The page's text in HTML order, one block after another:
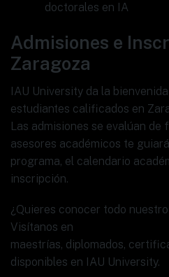
doctorales en IA
Admisiones e
Zaragoza
IAU University da la
estudiantes calificados en
Las admisiones se evalúan
asesores académicos te
programa, el calendario
inscripción.
¿Quieres conocer todo
Visítanos en
maestrías, diplomados,
disponibles en IAU University.